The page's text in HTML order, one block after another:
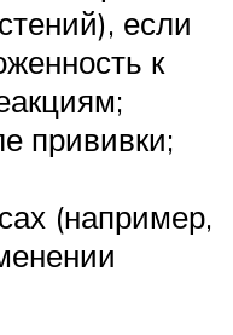
если
к
прививки;
(например,